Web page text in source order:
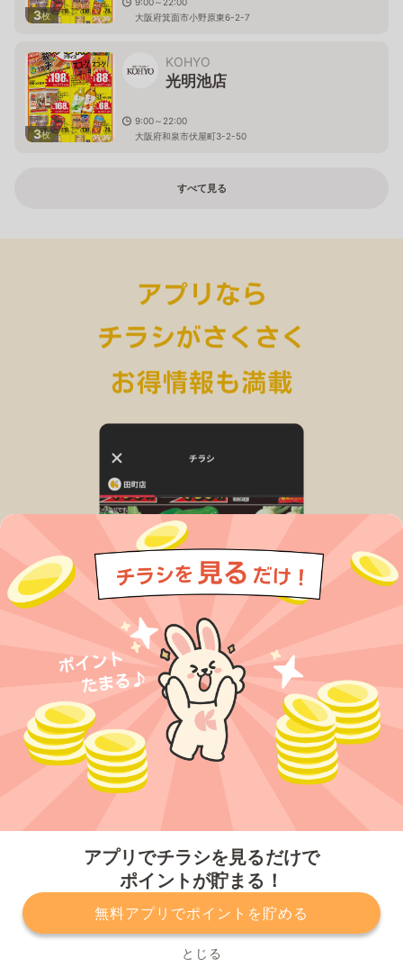
アプリでチラシを見るだけで
ポイントが貯まる！
無料アプリでポイントを貯める
とじる
3枚
大阪府箕面市小野原東6-2-7
3枚
KOHYO
光明池店
9:00～22:00
大阪府和泉市伏屋町3-2-50
すべて見る
プライバシーポリシー 利用規約
運営会社
サービスに関してのお問い合わせ